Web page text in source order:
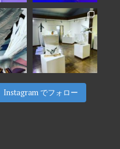
Instagram でフォロー